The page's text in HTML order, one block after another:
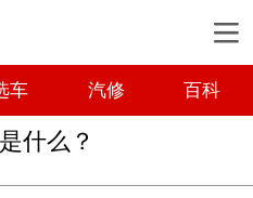
车 汽修 百科
什么？